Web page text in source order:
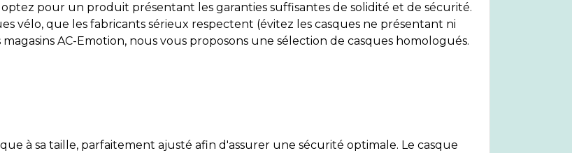
pour un produit présentant les garanties suffisantes de solidité et de sécurité.
vélo, que les fabricants sérieux respectent (évitez les casques ne présentant ni
AC-Emotion, nous vous proposons une sélection de casques homologués.
à sa taille, parfaitement ajusté afin d'assurer une sécurité optimale. Le casque